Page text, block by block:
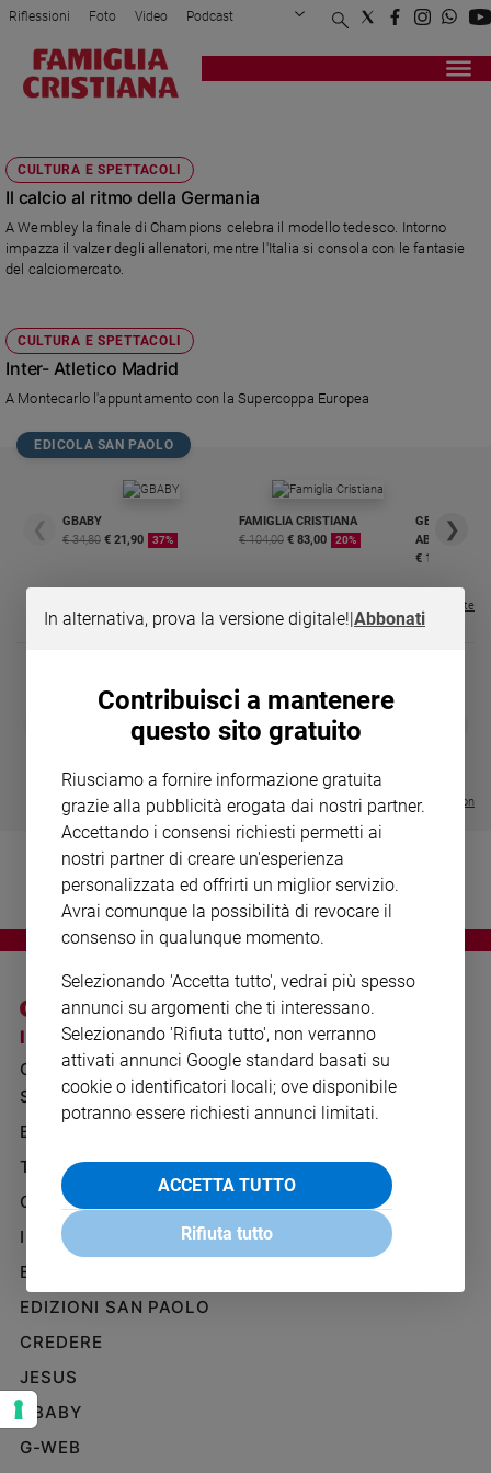
Attualità
Politica
Mondo
Economia
Legalità
Sport
Interviste
Papa
Papa
Chiesa
e
spiritualità
Società
e
Creato
Volontariato
Diritti
Aziende
valore
Caso
settimana
Migranti
Diversità
inclusione
Costume
Cultura
e
Riflessioni Foto Video Podcast
Privacy Policy Chi siamo
Registrati Redazione
CULTURA E SPETTACOLI
Il calcio al ritmo della Germania
A Wembley la finale di Champions celebra il modello tedesco. Intorno
impazza il valzer degli allenatori, mentre l'Italia si consola con le fantasie
del calciomercato.
CULTURA E SPETTACOLI
Inter- Atletico Madrid
A Montecarlo l'appuntamento con la Supercoppa Europea
EDICOLA SAN PAOLO
❮
GBABY
€ 34,80 € 21,90 37%
FAMIGLIA CRISTIANA
€ 104,00 € 83,00 20%
GBABY
€ 16,99
❯
Visualizza tutte le riviste
LE GRANDI BASILICHE ITALIANE
€ 64,50
DIARIO G 2026-27
€ 8,90
- € 8,90
Visualizza tutte le collection
I SITI SAN PAOLO
GRUPPO EDITORIALE
SAN PAOLO
BENESSERE
TELENOVA
GAZZETTA D'ALBA
IL GIORNALINO
EDICOLA SAN PAOLO
EDIZIONI SAN PAOLO
CREDERE
JESUS
GBABY
G-WEB
NOTE LEGALI
PRIVACY POLICY
INFORMATIVA
SOCIAL
In alternativa, prova la versione digitale!|Abbonati
Contribuisci a mantenere
questo sito gratuito
Riusciamo a fornire informazione gratuita
grazie alla pubblicità erogata dai nostri partner.
Accettando i consensi richiesti permetti ai
nostri partner di creare un'esperienza
personalizzata ed offrirti un miglior servizio.
Avrai comunque la possibilità di revocare il
consenso in qualunque momento.
Selezionando 'Accetta tutto', vedrai più spesso
annunci su argomenti che ti interessano.
Selezionando 'Rifiuta tutto', non verranno
attivati annunci Google standard basati su
cookie o identificatori locali; ove disponibile
potranno essere richiesti annunci limitati.
ACCETTA TUTTO
Rifiuta tutto